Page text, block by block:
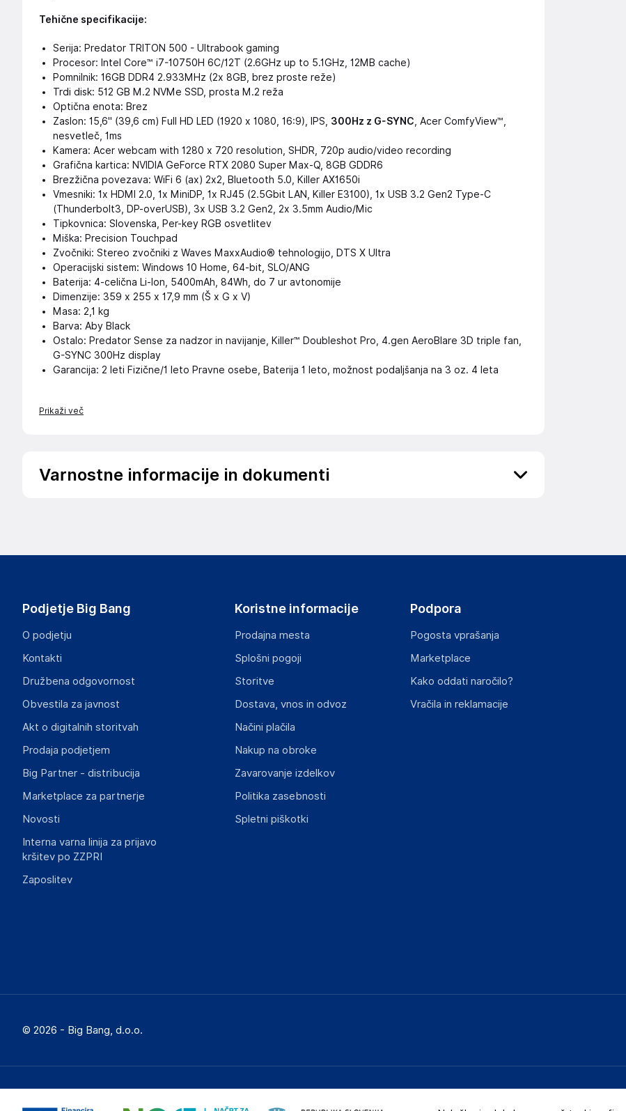
Tehične specifikacije:
Serija: Predator TRITON 500 - Ultrabook gaming
Procesor: Intel Core™ i7-10750H 6C/12T (2.6GHz up to 5.1GHz, 12MB cache)
Pomnilnik: 16GB DDR4 2.933MHz (2x 8GB, brez proste reže)
Trdi disk: 512 GB M.2 NVMe SSD, prosta M.2 reža
Optična enota: Brez
Zaslon: 15,6" (39,6 cm) Full HD LED (1920 x 1080, 16:9), IPS, 300Hz z G-SYNC , Acer ComfyView™,
nesvetleč, 1ms
Kamera: Acer webcam with 1280 x 720 resolution, SHDR, 720p audio/video recording
Grafična kartica: NVIDIA GeForce RTX 2080 Super Max-Q, 8GB GDDR6
Brezžična povezava: WiFi 6 (ax) 2x2, Bluetooth 5.0, Killer AX1650i
Vmesniki: 1x HDMI 2.0, 1x MiniDP, 1x RJ45 (2.5Gbit LAN, Killer E3100), 1x USB 3.2 Gen2 Type-C
(Thunderbolt3, DP-overUSB), 3x USB 3.2 Gen2, 2x 3.5mm Audio/Mic
Tipkovnica: Slovenska, Per-key RGB osvetlitev
Miška: Precision Touchpad
Zvočniki: Stereo zvočniki z Waves MaxxAudio® tehnologijo, DTS X Ultra
Operacijski sistem: Windows 10 Home, 64-bit, SLO/ANG
Baterija: 4-celična Li-Ion, 5400mAh, 84Wh, do 7 ur avtonomije
Dimenzije: 359 x 255 x 17,9 mm (Š x G x V)
Masa: 2,1 kg
Barva: Aby Black
Ostalo: Predator Sense za nadzor in navijanje, Killer™ Doubleshot Pro, 4.gen AeroBlare 3D triple fan,
G-SYNC 300Hz display
Garancija: 2 leti Fizične/1 leto Pravne osebe, Baterija 1 leto, možnost podaljšanja na 3 oz. 4 leta
Prikaži več
Varnostne informacije in dokumenti
https://www.acer.com/corporate/en
Gospodarski subjekt s sedežem v EU, ki zagotavlja skladnost izdelka z zahtevanimi predpisi.
Viale delle Industrie 1/A, 20044 Arese (MI)
Italy
Podjetje Big Bang
O podjetju
Kontakti
Družbena odgovornost
Obvestila za javnost
Akt o digitalnih storitvah
Prodaja podjetjem
Big Partner - distribucija
Marketplace za partnerje
Novosti
Interna varna linija za prijavo
kršitev po ZZPRI
Zaposlitev
Koristne informacije
Prodajna mesta
Splošni pogoji
Storitve
Dostava, vnos in odvoz
Načini plačila
Nakup na obroke
Zavarovanje izdelkov
Politika zasebnosti
Spletni piškotki
Podpora
Pogosta vprašanja
Marketplace
Kako oddati naročilo?
Vračila in reklamacije
© 2026 - Big Bang, d.o.o.